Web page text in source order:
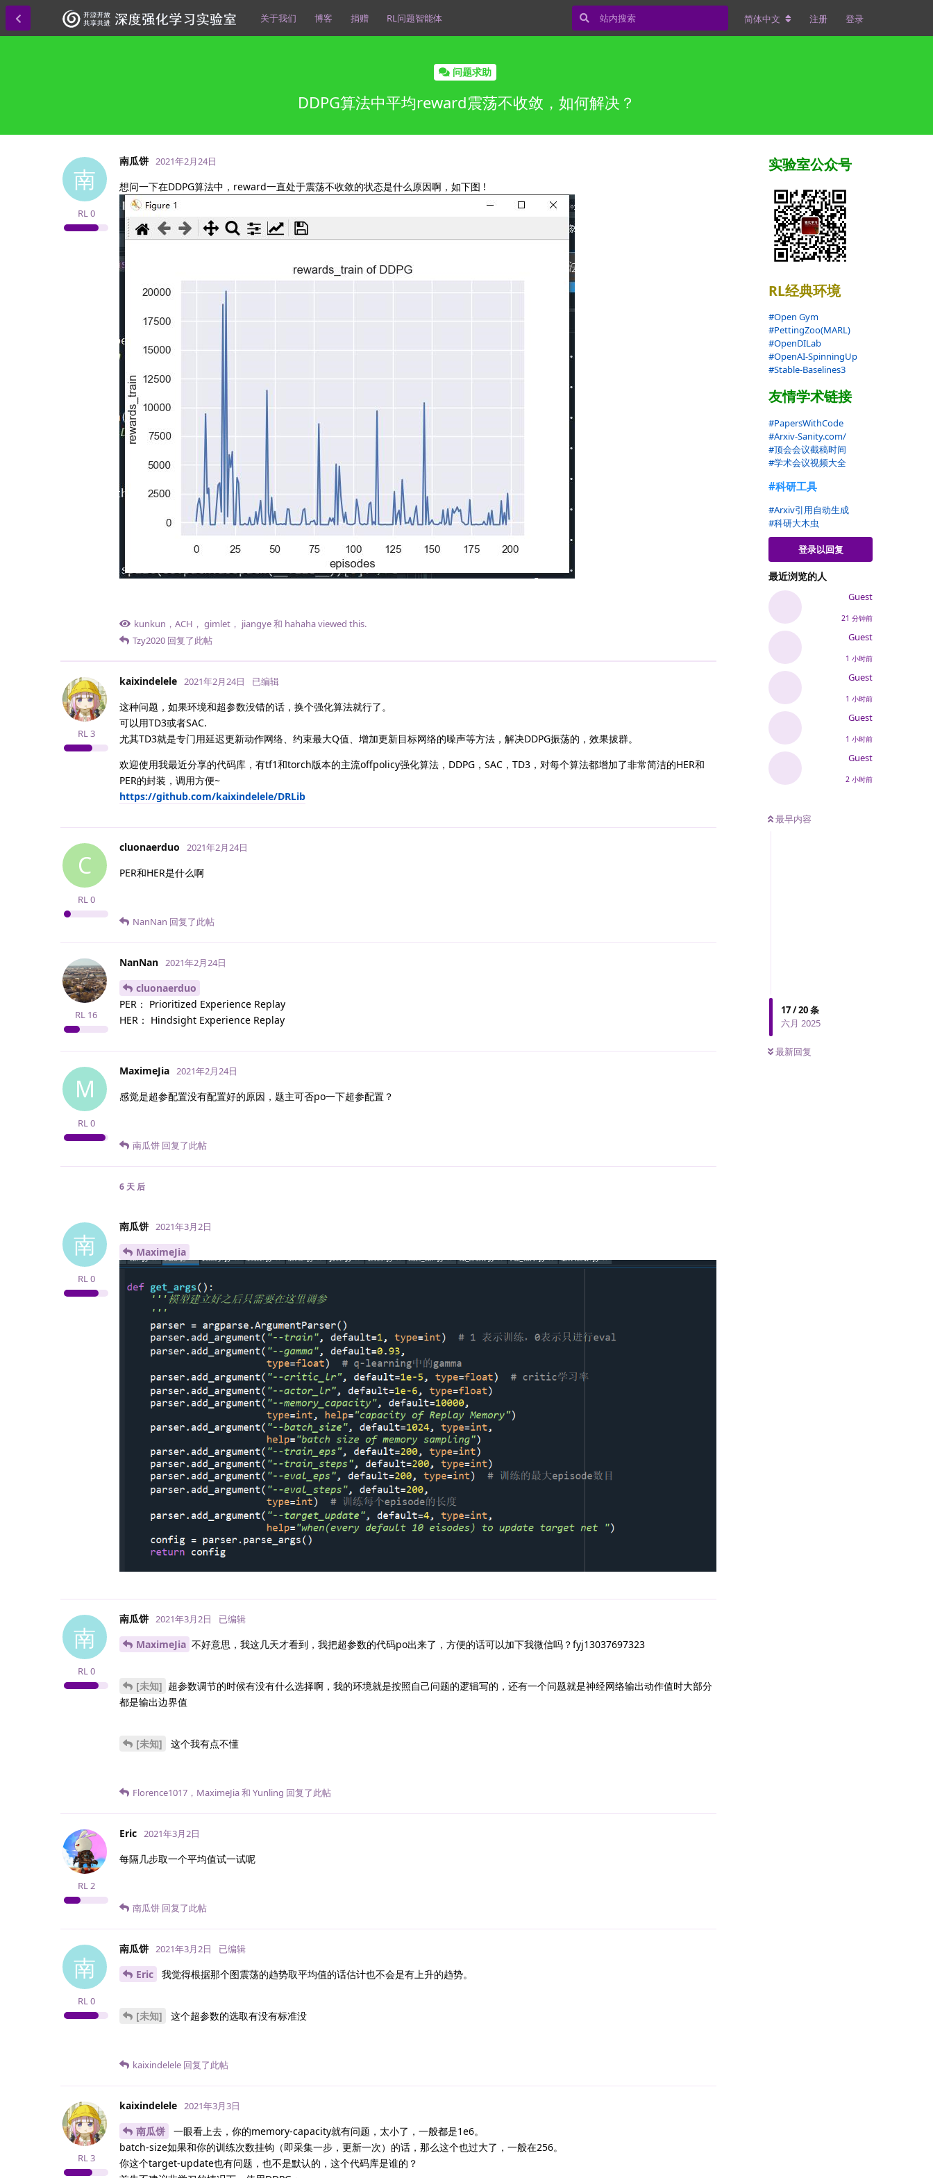
关于我们 博客 捐赠 RL问题智能体 简体中文 注册 登录
问题求助
DDPG算法中平均reward震荡不收敛，如何解决？
实验室公众号
RL经典环境
#Open Gym
#PettingZoo(MARL)
#OpenDILab
#OpenAI-SpinningUp
#Stable-Baselines3
友情学术链接
#PapersWithCode
#Arxiv-Sanity.com/
#顶会会议截稿时间
#学术会议视频大全
#科研工具
#Arxiv引用自动生成
#科研大木虫
登录以回复
最近浏览的人
Guest
21 分钟前
Guest
1 小时前
Guest
1 小时前
Guest
1 小时前
Guest
2 小时前
最早内容
17/20条
六月 2025
最新回复
南
南瓜饼
RL0
2021年2月24日
想问一下在DDPG算法中，reward一直处于震荡不收敛的状态是什么原因啊，如下图 !
kunkun ， ACH ， gimlet ， jiangye和 hahahaviewed this.
Tzy2020 回复了此帖
kaixindelele
RL3
2021年2月24日 已编辑
这种问题，如果环境和超参数没错的话，换个强化算法就行了。
可以用TD3或者SAC.
尤其TD3就是专门用延迟更新动作网络、约束最大Q值、增加更新目标网络的噪声等方法，解决DDPG振荡的，效果拔群。
欢迎使用我最近分享的代码库，有tf1和torch版本的主流offpolicy强化算法，DDPG，SAC，TD3，对每个算法都增加了非常简洁的HER和
PER的封装，调用方便~
https://github.com/kaixindelele/DRLib
C
cluonaerduo
RL0
2021年2月24日
PER和HER是什么啊
NanNan 回复了此帖
NanNan
RL 16
2021年2月24日
cluonaerduo
PER： Prioritized Experience Replay
HER： Hindsight Experience Replay
M
MaximeJia
RL0
2021年2月24日
感觉是超参配置没有配置好的原因，题主可否po一下超参配置？
南瓜饼 回复了此帖
6 天 后
南
南瓜饼
RL0
2021年3月2日
MaximeJia
南
南瓜饼
RL0
2021年3月2日 已编辑
MaximeJia 不好意思，我这几天才看到，我把超参数的代码po出来了，方便的话可以加下我微信吗？fyj13037697323
[未知] 超参数调节的时候有没有什么选择啊，我的环境就是按照自己问题的逻辑写的，还有一个问题就是神经网络输出动作值时大部分
都是输出边界值
[未知] 这个我有点不懂
Florence1017 ， MaximeJia和 Yunling 回复了此帖
Eric
RL2
2021年3月2日
每隔几步取一个平均值试一试呢
南瓜饼 回复了此帖
南
南瓜饼
RL0
2021年3月2日 已编辑
Eric 我觉得根据那个图震荡的趋势取平均值的话估计也不会是有上升的趋势。
[未知] 这个超参数的选取有没有标准没
kaixindelele 回复了此帖
kaixindelele
RL3
2021年3月3日
南瓜饼
一眼看上去，你的memory-capacity就有问题，太小了，一般都是1e6。
batch-size如果和你的训练次数挂钩（即采集一步，更新一次）的话，那么这个也过大了，一般在256。
你这个target-update也有问题，也不是默认的，这个代码库是谁的？